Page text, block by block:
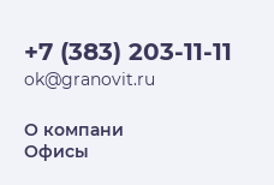
+7 (383) 203-11-11
ok@granovit.ru
О компани
Офисы